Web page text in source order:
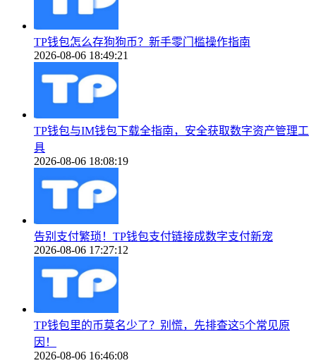
TP钱包怎么存狗狗币？新手零门槛操作指南
2026-08-06 18:49:21
TP钱包与IM钱包下载全指南，安全获取数字资产管理工
具
2026-08-06 18:08:19
告别支付繁琐！TP钱包支付链接成数字支付新宠
2026-08-06 17:27:12
TP钱包里的币莫名少了？别慌，先排查这5个常见原
因！
2026-08-06 16:46:08